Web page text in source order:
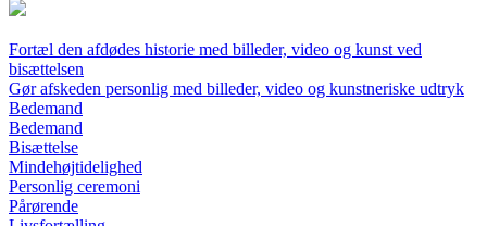
Fortæl den afdødes historie med billeder, video og kunst ved
bisættelsen
Gør afskeden personlig med billeder, video og kunstneriske udtryk
Bedemand
Bedemand
Bisættelse
Mindehøjtidelighed
Personlig ceremoni
Pårørende